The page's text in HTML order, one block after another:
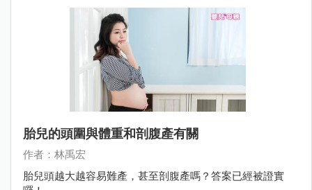
胎兒的頭圍與體重和剖腹產有關
作者：林禹宏
胎兒頭越大越容易難產，甚至剖腹產嗎？答案已經被證實